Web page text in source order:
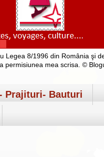
Legea 8/1996 din România şi
permisiunea mea scrisa. ©
Prajituri- Bauturi